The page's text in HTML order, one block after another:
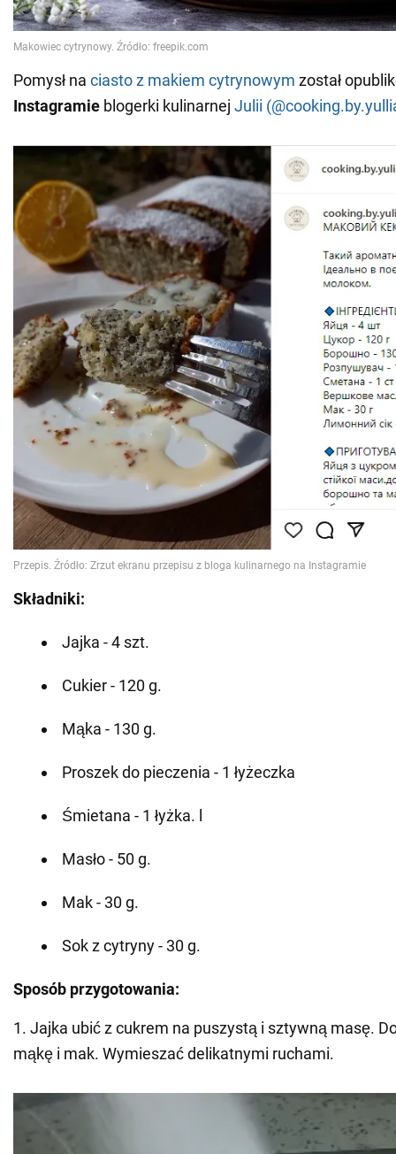
Pomysł na ciasto z makiem cytrynowym został
Instagramie blogerki kulinarnej Julii
Składniki:
Jajka - 4 szt.
Cukier - 120 g.
Mąka - 130 g.
Proszek do pieczenia - 1 łyżeczka
Śmietana - 1 łyżka. l
Masło - 50 g.
Mak - 30 g.
Sok z cytryny - 30 g.
Sposób przygotowania:
1. Jajka ubić z cukrem na puszystą i sztywną masę.
mąkę i mak. Wymieszać delikatnymi ruchami.